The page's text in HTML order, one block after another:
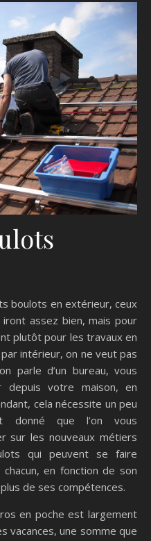
boulots en extérieur, ceux
assez bien, mais pour
plutôt pour les travaux en
intérieur, on ne veut pas
parle d’un bureau, vous
votre maison, en
cela nécessite un peu
donné que l’on vous
sur les nouveaux métiers
qui peuvent se faire
en fonction de son
de ses compétences.
en poche est largement
vacances, une somme que